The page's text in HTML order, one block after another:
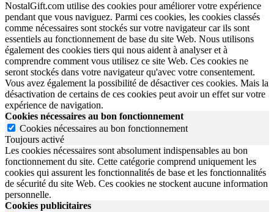
NostalGift.com utilise des cookies pour améliorer votre expérience
pendant que vous naviguez. Parmi ces cookies, les cookies classés
comme nécessaires sont stockés sur votre navigateur car ils sont
essentiels au fonctionnement de base du site Web. Nous utilisons
également des cookies tiers qui nous aident à analyser et à
comprendre comment vous utilisez ce site Web. Ces cookies ne
seront stockés dans votre navigateur qu'avec votre consentement.
Vous avez également la possibilité de désactiver ces cookies. Mais la
désactivation de certains de ces cookies peut avoir un effet sur votre
expérience de navigation.
Cookies nécessaires au bon fonctionnement
Cookies nécessaires au bon fonctionnement
Toujours activé
Les cookies nécessaires sont absolument indispensables au bon
fonctionnement du site. Cette catégorie comprend uniquement les
cookies qui assurent les fonctionnalités de base et les fonctionnalités
de sécurité du site Web. Ces cookies ne stockent aucune information
personnelle.
Cookies publicitaires